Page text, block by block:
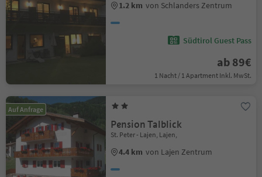
1.2 km von Schlanders Zentrum
Südtirol Guest Pass
ab 89€
1 Nacht / 1 Apartment Inkl. MwSt.
Auf Anfrage
Pension Talblick
St. Peter - Lajen, Lajen,
4.4 km von Lajen Zentrum